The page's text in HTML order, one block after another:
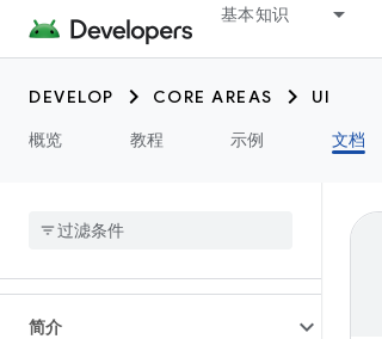
基本知识
DEVELOP CORE AREAS
UI
概览
教程 示例 文档
简介